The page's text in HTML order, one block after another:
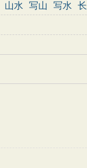
山水 写山 写水
小学古诗 初中古诗